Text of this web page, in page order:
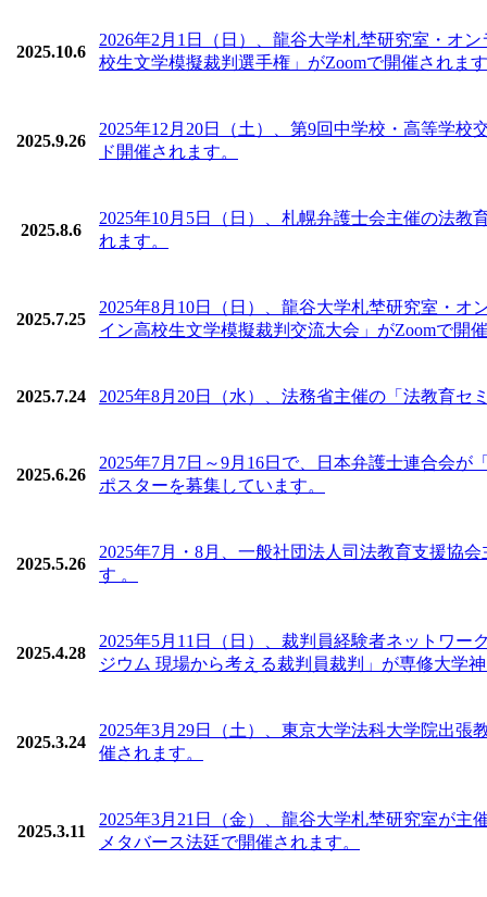
2025.10.6
2026年2月1日（日）、⿓⾕⼤学札埜研究室・オ
校生文学模擬裁判選手権」がZoomで開催されま
2025.9.26
2025年12月20日（土）、第9回中学校・高等学
ド開催されます。
2025.8.6
2025年10月5日（日）、札幌弁護士会主催の法
れます。
2025.7.25
2025年8月10日（日）、⿓⾕⼤学札埜研究室・
イン高校生文学模擬裁判交流大会」がZoomで開
2025.7.24 2025年8月20日（水）、法務省主催の「法教育
2025.6.26
2025年7月7日～9月16日で、日本弁護士連合会
ポスターを募集しています。
2025.5.26
2025年7月・8月、一般社団法人司法教育支援協
す 。
2025.4.28
2025年5月11日（日）、裁判員経験者ネットワ
ジウム 現場から考える裁判員裁判」が専修大学
2025.3.24
2025年3月29日（土）、東京⼤学法科⼤学院出張
催されます。
2025.3.11
2025年3月21日（金）、龍谷大学札埜研究室が
メタバース法廷で開催されます。